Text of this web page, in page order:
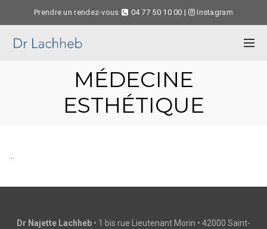
Prendre un rendez-vous 04 77 50 10 00 | Instagram
MÉDECINE
ESTHÉTIQUE
Dr Najette Lachheb • 1 bis rue Lieutenant Morin • 42000 Saint-